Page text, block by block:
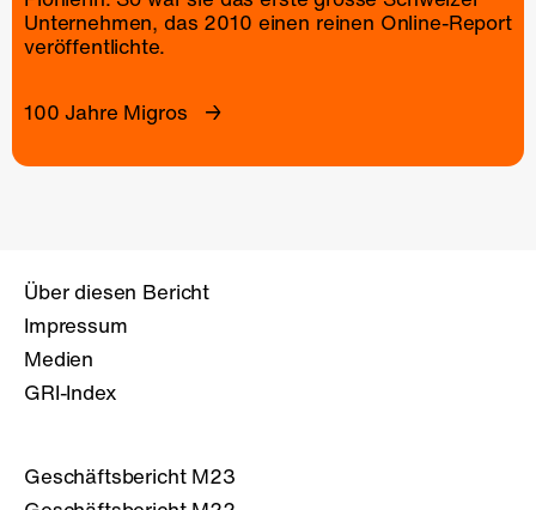
Unternehmen, das 2010 einen reinen Online-Report
veröffentlichte.
100 Jahre Migros
Über diesen Bericht
Impressum
Medien
GRI-Index
Geschäftsbericht M23